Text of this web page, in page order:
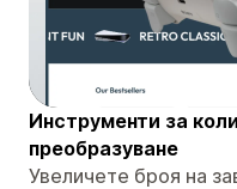
Инструменти за
преобразуване
Увеличете броя на